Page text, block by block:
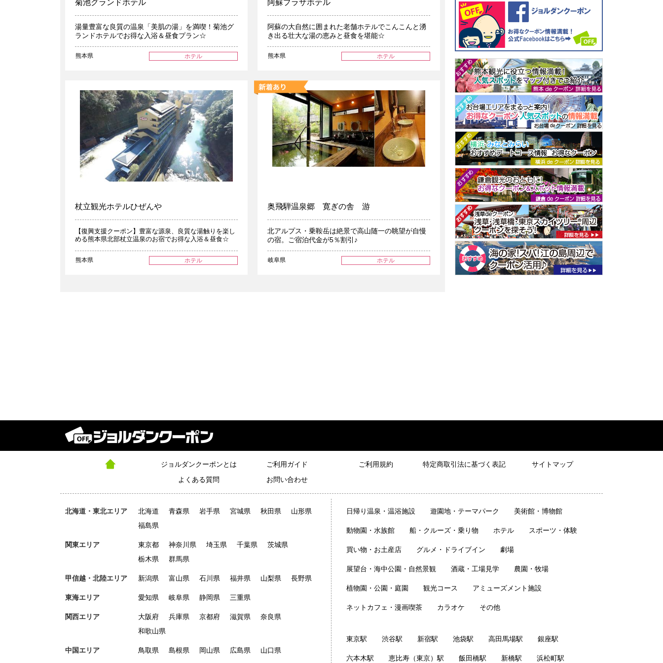
菊池グランドホテル
湯量豊富な良質の温泉「美肌の湯」を満喫！菊池グ
ランドホテルでお得な入浴＆昼食プラン☆
熊本県 ホテル
阿蘇プラザホテル
阿蘇の大自然に囲まれた老舗ホテルでこんこんと湧
き出る壮大な湯の恵みと昼食を堪能☆
熊本県 ホテル
杖立観光ホテルひぜんや
【復興支援クーポン】豊富な源泉、良質な湯触りを楽し
める熊本県北部杖立温泉のお宿でお得な入浴＆昼食☆
熊本県 ホテル
奥飛騨温泉郷 寛ぎの舎 游
北アルプス・乗鞍岳は絶景で高山随一の眺望が自慢
の宿。ご宿泊代金が5％割引♪
岐阜県 ホテル
ジョルダンクーポンとは ご利用ガイド ご利用規約 特定商取引法に基づく表記
サイトマップ
よくある質問
お問い合わせ
北海道・東北エリア 北海道 青森県 岩手県 宮城県 秋田県
山形県
福島県
関東エリア 東京都 神奈川県 埼玉県 千葉県
茨城県
栃木県
群馬県
甲信越・北陸エリア 新潟県 富山県 石川県 福井県 山梨県 長野県
東海エリア 愛知県 岐阜県 静岡県 三重県
関西エリア 大阪府 兵庫県 京都府 滋賀県
奈良県
和歌山県
中国エリア 鳥取県 島根県 岡山県 広島県 山口県
日帰り温泉・温浴施設 遊園地・テーマパーク 美術館・博物館
動物園・水族館 船・クルーズ・乗り物 ホテル スポーツ・体験
買い物・お土産店 グルメ・ドライブイン 劇場
展望台・海中公園・自然景観 酒蔵・工場見学 農園・牧場
植物園・公園・庭園 観光コース アミューズメント施設
ネットカフェ・漫画喫茶 カラオケ その他
東京駅 渋谷駅 新宿駅 池袋駅 高田馬場駅 銀座駅
六本木駅 恵比寿（東京）駅 飯田橋駅 新橋駅 浜松町駅